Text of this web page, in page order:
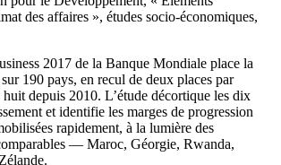
des affaires », études socio-économiques,
2017 de la Banque Mondiale place la
190 pays, en recul de deux places par
depuis 2010. L’étude décortique les dix
et identifie les marges de progression
rapidement, à la lumière des
— Maroc, Géorgie, Rwanda,